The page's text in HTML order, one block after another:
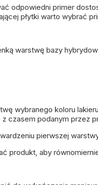
odpowiedni primer
płytki warto wybrać
warstwę bazy
wybranego koloru
czasem podanym przez
pierwszej
produkt, aby